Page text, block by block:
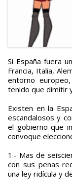
Si España fuera una democracia similar a las de Inglaterra,
Francia, Italia,
entorno
tenido que dimitir
Existen en la
escandalosos y
el gobierno que
convoque
1.- Mas de
con sus penas
una ley ridícula y